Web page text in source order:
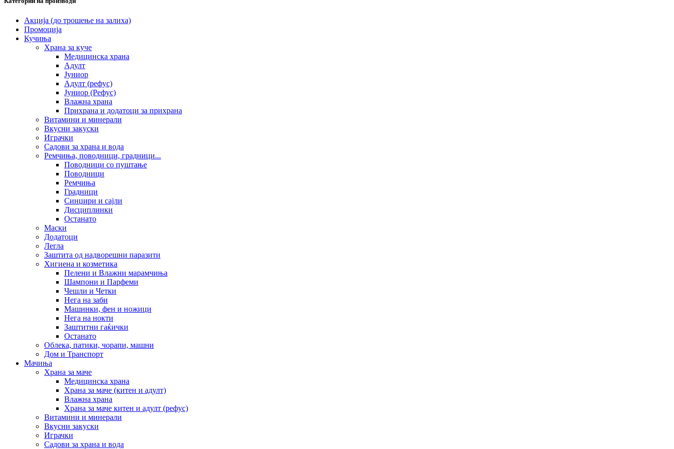
Акција (до трошење на залиха)
Промоција
Кучиња
Храна за куче
Медицинска храна
Адулт
Јуниор
Адулт (рефус)
Јуниор (Рефус)
Влажна храна
Прихрана и додатоци за прихрана
Витамини и минерали
Вкусни закуски
Играчки
Садови за храна и вода
Ремчиња, поводници, градници...
Поводници со пуштање
Поводници
Ремчиња
Градници
Синџири и сајли
Дисциплинки
Останато
Маски
Додатоци
Легла
Заштита од надворешни паразити
Хигиена и козметика
Пелени и Влажни марамчиња
Шампони и Парфеми
Чешли и Четки
Нега на заби
Машинки, фен и ножици
Нега на нокти
Заштитни гаќички
Останато
Облека, патики, чорапи, машни
Дом и Транспорт
Мачиња
Храна за маче
Медицинска храна
Храна за маче (китен и адулт)
Влажна храна
Храна за маче китен и адулт (рефус)
Витамини и минерали
Вкусни закуски
Играчки
Садови за храна и вода